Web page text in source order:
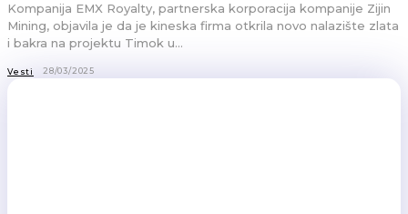
Kompanija EMX Royalty, partnerska korporacija kompanije Zijin
Mining, objavila je da je kineska firma otkrila novo nalazište zlata
i bakra na projektu Timok u...
Vesti 28/03/2025